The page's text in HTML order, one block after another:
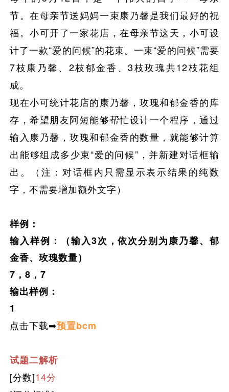
节。在母亲节送妈妈一束康乃馨是我们最好的祝
福。小可开了一家花店，在母亲节这天，小可设
计了一款“爱的问候”的花束。一束“爱的问候”需要
7枝康乃馨、2枝郁金香、3枝玫瑰共12枝花组
成。
现在小可统计花店的康乃馨，玫瑰和郁金香的库
存，希望朋友阿短能够帮忙设计一个程序，通过
输入康乃馨，玫瑰和郁金香的数量，就能够计算
出能够组成多少束“爱的问候”，并新建对话框输
出。
（注：对话框内只需显示表示结果的纯数
字，不需要增加额外文字）
样例：
输入样例：（输入3次，依次分别为康乃馨、郁
金香、玫瑰数量）
7，8，7
输出样例：
1
点击下载➡预置bcm
试题二解析
[分数]14分